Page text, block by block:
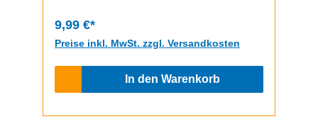
9,99 €*
Preise inkl. MwSt. zzgl. Versandkosten
In den Warenkorb